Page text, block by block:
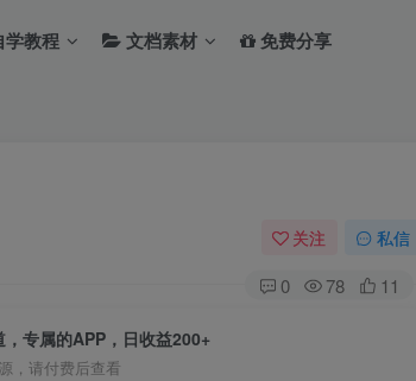
学教程 文档素材 免费分享
关注 私信
0 78 11
专属的APP，日收益200+
，请付费后查看